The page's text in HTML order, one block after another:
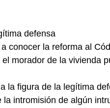
defensa
conocer la reforma al
morador de la vivienda
la figura de la legítima
la intromisión de algún